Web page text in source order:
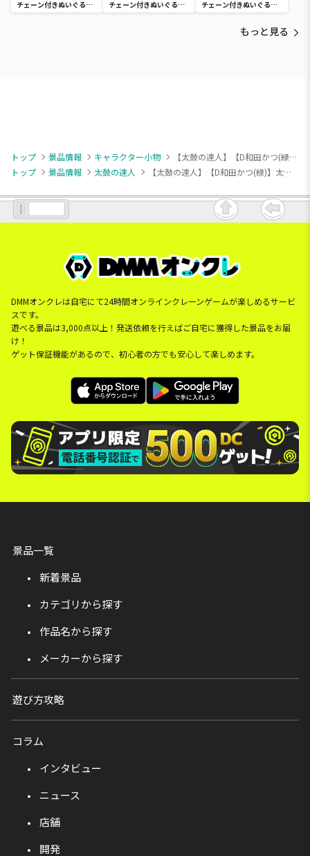
チェーン付きぬいぐるみ
～Tamagotchi
チェーン付きぬいぐるみ
～Tamagotchi
チェーン付きぬいぐるみ
～Tamagotchi
もっと見る
トップ 景品情報 キャラクター小物
【太鼓の達人】【D和田かつ(緑)】太鼓の達人 ぬいぐるみマスコット～いろんな音符だドン～
トップ
景品情報 太鼓の達人 【太鼓の達人】【D和田かつ(緑)】太鼓の達人 ぬいぐるみマスコット～いろんな音符だドン～
DMMオンクレは自宅にて24時間オンラインクレーンゲームが楽しめるサービ
スです。
遊べる景品は3,000点以上！発送依頼を行えばご自宅に獲得した景品をお届
け！
ゲット保証機能があるので、初心者の方でも安心して楽しめます。
景品一覧
新着景品
カテゴリから探す
作品名から探す
メーカーから探す
遊び方攻略
コラム
インタビュー
ニュース
店舗
開発